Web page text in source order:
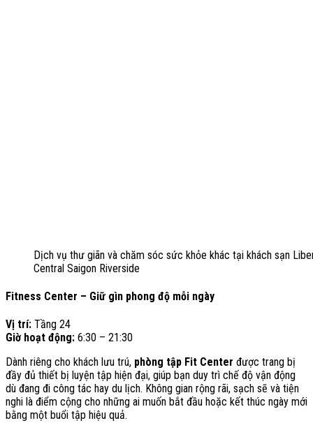
Dịch vụ thư giãn và chăm sóc sức khỏe khác tại khách sạn
Central Saigon Riverside
Fitness Center – Giữ gìn phong độ mỗi ngày
Vị trí: Tầng 24
Giờ hoạt động: 6:30 – 21:30
Dành riêng cho khách lưu trú, phòng tập Fit Center được trang bị
đầy đủ thiết bị luyện tập hiện đại, giúp bạn duy trì chế độ vận động
dù đang đi công tác hay du lịch. Không gian rộng rãi, sạch sẽ và tiện
nghi là điểm cộng cho những ai muốn bắt đầu hoặc kết thúc ngày mới
bằng một buổi tập hiệu quả.